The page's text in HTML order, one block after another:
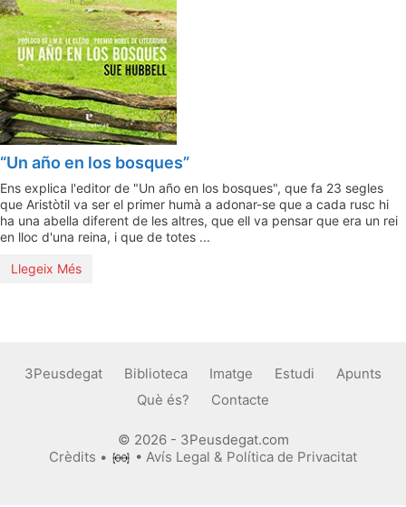
“Un año en los bosques”
Ens explica l'editor de "Un año en los bosques", que fa 23 segles
que Aristòtil va ser el primer humà a adonar-se que a cada rusc hi
ha una abella diferent de les altres, que ell va pensar que era un rei
en lloc d'una reina, i que de totes ...
Llegeix Més
3Peusdegat Biblioteca Imatge Estudi
Apunts
Què és?
Contacte
© 2026 - 3Peusdegat.com
Crèdits • •Avís Legal & Política de Privacitat